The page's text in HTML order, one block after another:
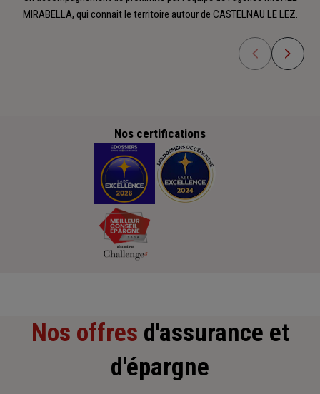
MIRABELLA, qui connait le territoire autour de CASTELNAU LE LEZ.
Nos certifications
Nos offres d'assurance et
d'épargne